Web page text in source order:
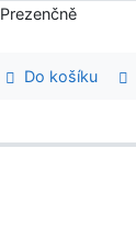
Prezenčně
Do košíku